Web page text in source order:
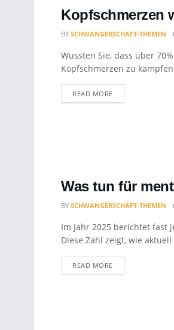
Kopfschmerzen
BY SCHWANGERSCHAFT-THEMEN
Wussten Sie, dass über
Kopfschmerzen zu
READ MOREDETAILS
Was tun für
BY SCHWANGERSCHAFT-THEMEN
Im Jahr 2025 berichtet fast
Diese Zahl zeigt, wie aktuell
READ MOREDETAILS